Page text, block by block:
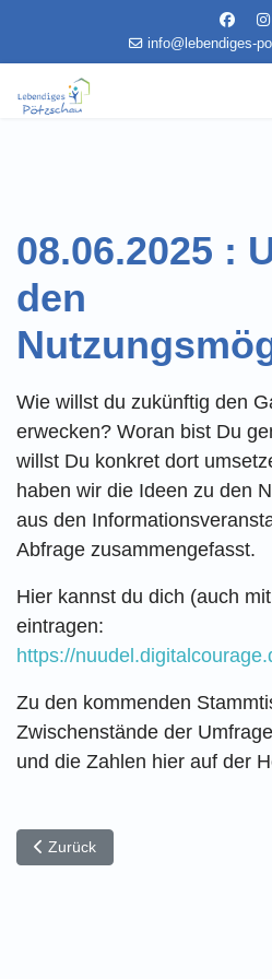
info@lebendiges-
08.06.2025 :
den
Wie willst du zukünftig den
erwecken? Woran bist Du
willst Du konkret dort
haben wir die Ideen zu den
aus den
Abfrage zusammengefasst.
Hier kannst du dich (auch
eintragen:
https://
Zu den kommenden
Zwischenstände der
und die Zahlen hier auf der
Vorheriger Beitrag: 19.08.2025 :
Zurück